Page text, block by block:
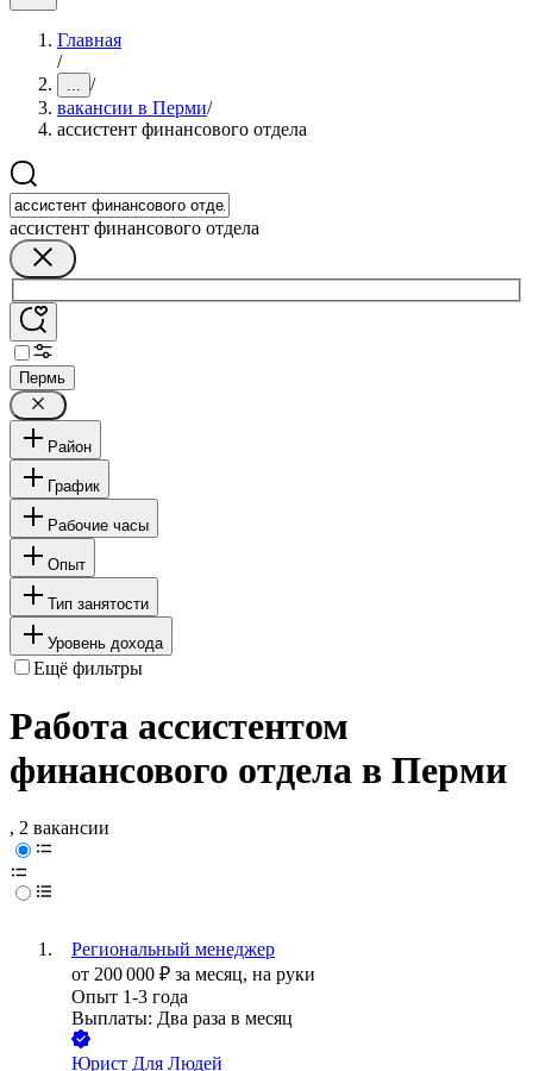
Главная
/
... /
вакансии в Перми/
ассистент финансового отдела
ассистент финансового отдела
Пермь
Район
График
Рабочие часы
Опыт
Тип занятости
Уровень дохода
Ещё фильтры
Работа ассистентом
финансового отдела в Перми
, 2 вакансии
Региональный менеджер
от 200 000 ₽ за месяц, на руки
Опыт 1-3 года
Выплаты: Два раза в месяц
Юрист Для Людей